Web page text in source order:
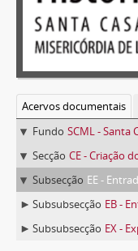
Acervos documentais
Fundo SCML - Santa
Secção CE - Criação
Subsecção EE -
Subsubsecção EB -
Subsubsecção EX -